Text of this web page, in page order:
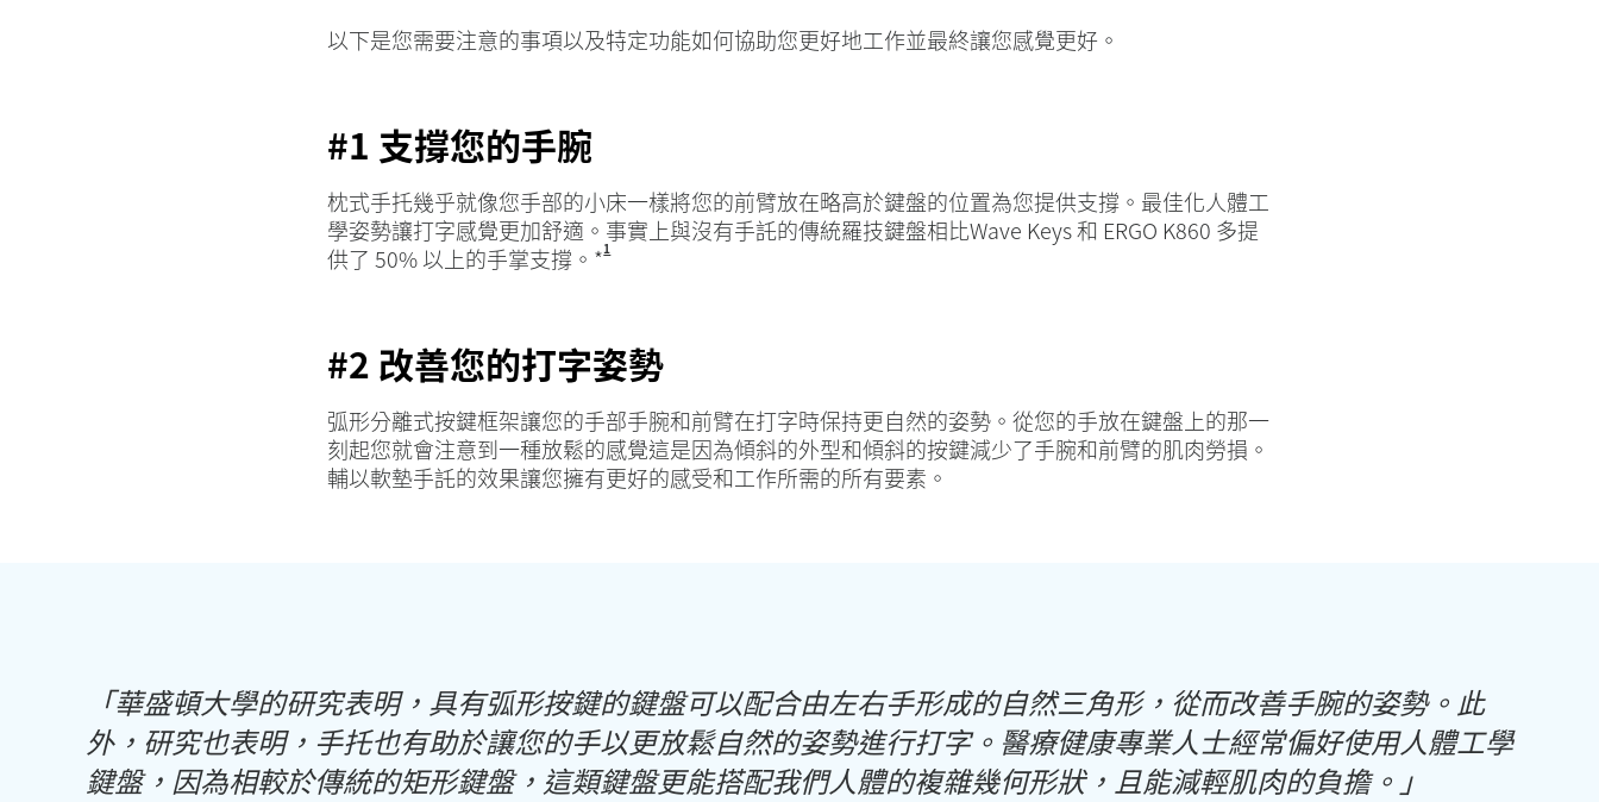
以下是您需要注意的事項以及特定功能如何協助您更好地工作並最終讓您感覺更好。
#1 支撐您的手腕
枕式手托幾乎就像您手部的小床一樣將您的前臂放在略高於鍵盤的位置為您提供支撐。最佳化人體工
學姿勢讓打字感覺更加舒適。事實上與沒有手託的傳統羅技鍵盤相比Wave Keys 和 ERGO K860 多提
供了 50% 以上的手掌支撐。*1相較於沒有手託的傳統羅技鍵盤
#2 改善您的打字姿勢
弧形分離式按鍵框架讓您的手部手腕和前臂在打字時保持更自然的姿勢。從您的手放在鍵盤上的那一
刻起您就會注意到一種放鬆的感覺這是因為傾斜的外型和傾斜的按鍵減少了手腕和前臂的肌肉勞損。
輔以軟墊手託的效果讓您擁有更好的感受和工作所需的所有要素。
「華盛頓大學的研究表明，具有弧形按鍵的鍵盤可以配合由左右手形成的自然三角形，從而改善手腕的姿勢。此
外，研究也表明，手托也有助於讓您的手以更放鬆自然的姿勢進行打字。醫療健康專業人士經常偏好使用人體工學
鍵盤，因為相較於傳統的矩形鍵盤，這類鍵盤更能搭配我們人體的複雜幾何形狀，且能減輕肌肉的負擔。」